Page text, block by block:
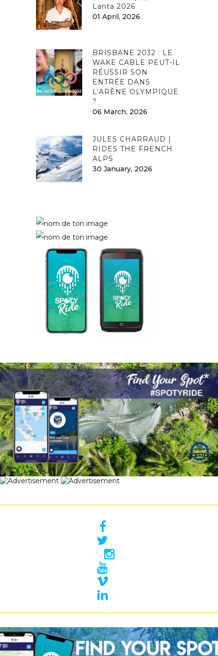
Lanta 2026
01 April, 2026
BRISBANE 2032 : LE
WAKE CABLE PEUT-IL
RÉUSSIR SON
ENTRÉE DANS
L’ARÈNE OLYMPIQUE
?
06 March, 2026
JULES CHARRAUD |
RIDES THE FRENCH
ALPS
30 January, 2026